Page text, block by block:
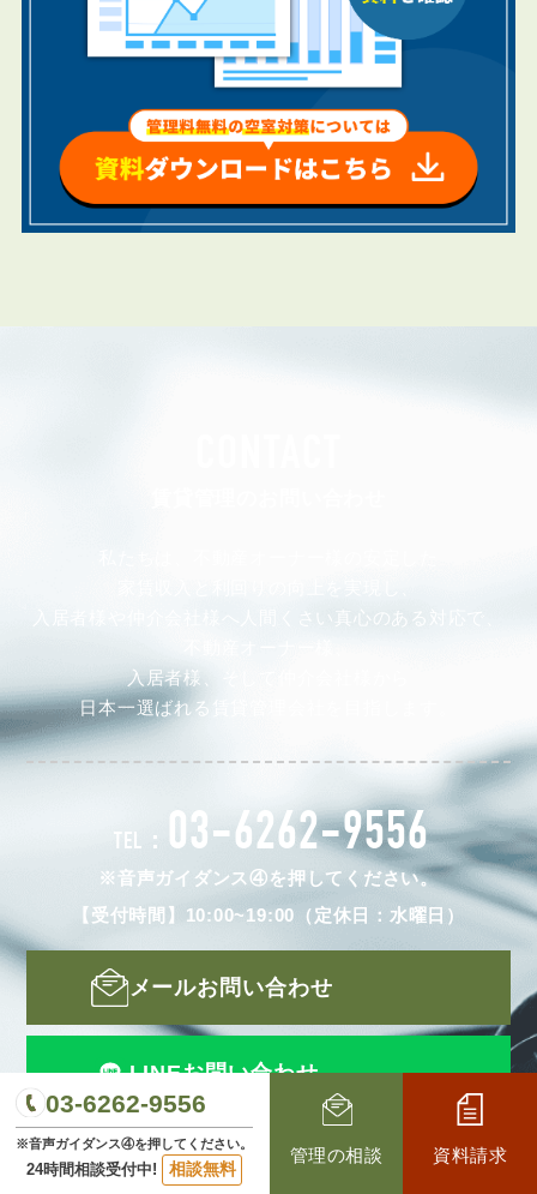
入居者様や仲介会社様へ人間くさい真心のある対応で、
入居者様、そして仲介会社様から
日本一選ばれる賃貸管理会社を目指します。
TEL： 03-6262-9556
※音声ガイダンス④を押してください。
【受付時間】10:00~19:00（定休日：水曜日）
メールお問い合わせ
LINEお問い合わせ
03-6262-9556
※音声ガイダンス④を押してください。
24時間相談受付中! 相談無料
管理の相談 資料請求